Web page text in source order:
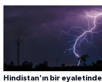
Hindistan'ın bir eyaletinde